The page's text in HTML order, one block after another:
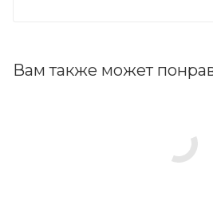
Вам также может